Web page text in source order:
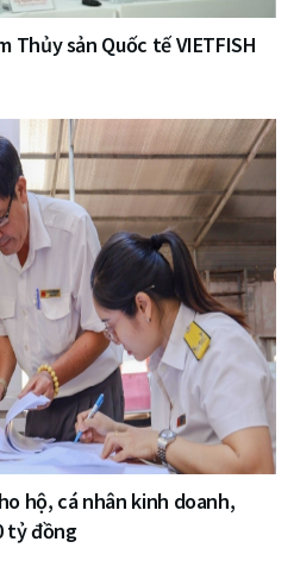
Thủy sản Quốc tế VIETFISH
hộ, cá nhân kinh doanh,
tỷ đồng